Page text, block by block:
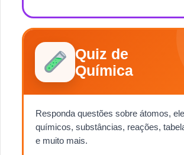
Quiz de
Química
Responda questões sobre átomos,
químicos, substâncias, reações,
e muito mais.